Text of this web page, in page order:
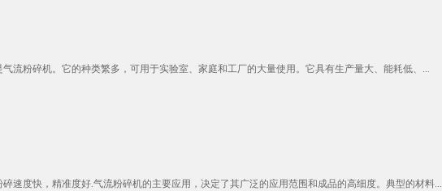
流粉碎机。它的种类繁多，可用于实验室、家庭和工厂的大量使用。它具有生产量大、能耗低、...
速度快，精准度好.气流粉碎机的主要应用，决定了其广泛的应用范围和成品的高细度。典型的材料...